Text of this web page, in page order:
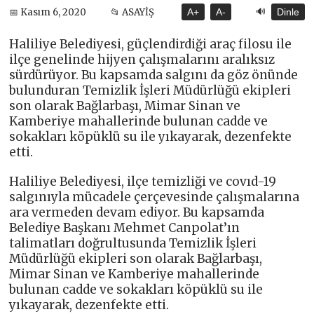
📅 Kasım 6, 2020 📂 ASAYİŞ A+ A- 🔊 Dinle
Haliliye Belediyesi, güçlendirdiği araç filosu ile
ilçe genelinde hijyen çalışmalarını aralıksız
sürdürüyor. Bu kapsamda salgını da göz önünde
bulunduran Temizlik İşleri Müdürlüğü ekipleri
son olarak Bağlarbaşı, Mimar Sinan ve
Kamberiye mahallerinde bulunan cadde ve
sokakları köpüklü su ile yıkayarak, dezenfekte
etti.
Haliliye Belediyesi, ilçe temizliği ve covıd-19
salgınıyla mücadele çerçevesinde çalışmalarına
ara vermeden devam ediyor. Bu kapsamda
Belediye Başkanı Mehmet Canpolat’ın
talimatları doğrultusunda Temizlik İşleri
Müdürlüğü ekipleri son olarak Bağlarbaşı,
Mimar Sinan ve Kamberiye mahallerinde
bulunan cadde ve sokakları köpüklü su ile
yıkayarak, dezenfekte etti.